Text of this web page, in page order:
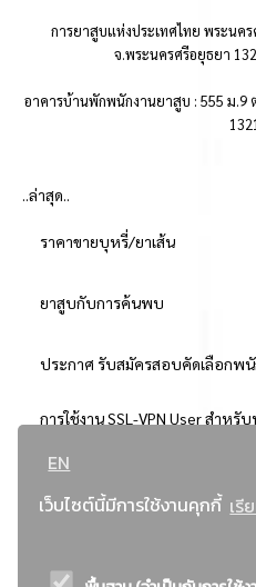
EN
เว็บไซต์นี้มีการใช้งานคุกกี้ เรี
การยาสูบแห่งประเทศไทย พระนค
จ.พระนครศรีอยุธยา
อาคารบ้านพักพนักงานยาสูบ : 555 ม.9
..ล่าสุด..
ราคาขายบุหรี่/ยาเส้น
ยาสูบกับการค้นพบ
ประกาศ รับสมัครสอบคัดเลือกพนั
การใช้งาน SSL-VPN User สำหรั
..ยอดนิยม..